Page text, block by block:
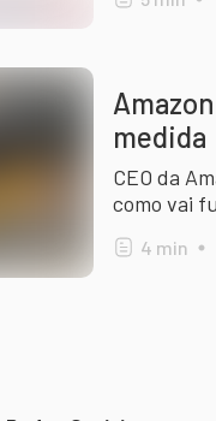
medida
CEO da
como vai
4 min